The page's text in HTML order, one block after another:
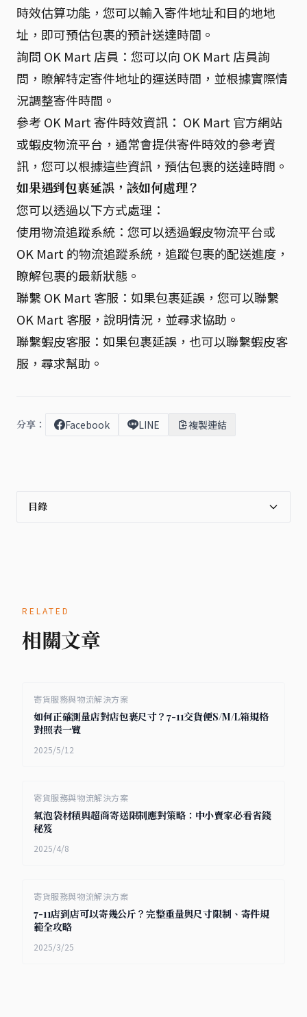
時效估算功能，您可以輸入寄件地址和目的地地
址，即可預估包裹的預計送達時間。
詢問 OK Mart 店員：您可以向 OK Mart 店員詢
問，瞭解特定寄件地址的運送時間，並根據實際情
況調整寄件時間。
參考 OK Mart 寄件時效資訊： OK Mart 官方網站
或蝦皮物流平台，通常會提供寄件時效的參考資
訊，您可以根據這些資訊，預估包裹的送達時間。
如果遇到包裹延誤，該如何處理？
您可以透過以下方式處理：
使用物流追蹤系統：您可以透過蝦皮物流平台或
OK Mart 的物流追蹤系統，追蹤包裹的配送進度，
瞭解包裹的最新狀態。
聯繫 OK Mart 客服：如果包裹延誤，您可以聯繫
OK Mart 客服，說明情況，並尋求協助。
聯繫蝦皮客服：如果包裹延誤，也可以聯繫蝦皮客
服，尋求幫助。
分享： Facebook LINE 複製連結
目錄
RELATED
相關文章
寄貨服務與物流解決方案
如何正確測量店對店包裹尺寸？7-11交貨便S/M/L箱規格
對照表一覽
2025/5/12
寄貨服務與物流解決方案
氣泡袋材積與超商寄送限制應對策略：中小賣家必看省錢
秘笈
2025/4/8
寄貨服務與物流解決方案
7-11店到店可以寄幾公斤？完整重量與尺寸限制、寄件規
範全攻略
2025/3/25